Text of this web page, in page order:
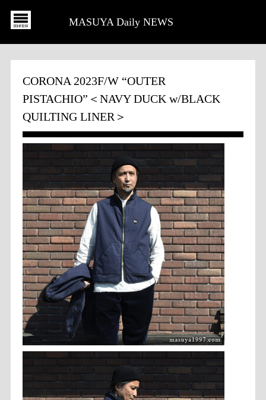
MASUYA Daily NEWS
CORONA 2023F/W “OUTER
PISTACHIO”＜NAVY DUCK w/BLACK
QUILTING LINER＞